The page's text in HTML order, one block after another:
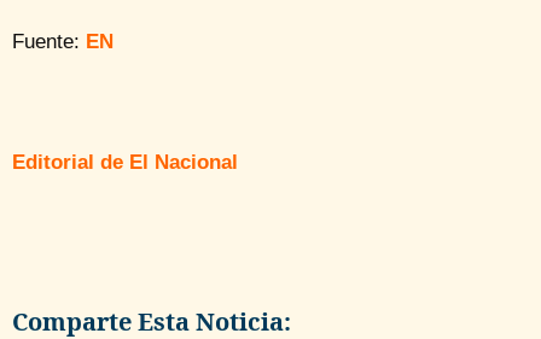
Fuente: EN
Editorial de El Nacional
Comparte Esta Noticia: